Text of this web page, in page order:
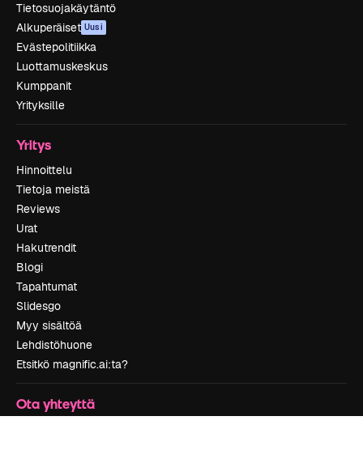
Tietosuojakäytäntö
Alkuperäiset Uusi
Evästepolitiikka
Luottamuskeskus
Kumppanit
Yrityksille
Yritys
Hinnoittelu
Tietoja meistä
Reviews
Urat
Hakutrendit
Blogi
Tapahtumat
Slidesgo
Myy sisältöä
Lehdistöhuone
Etsitkö magnific.ai:ta?
Ota yhteyttä